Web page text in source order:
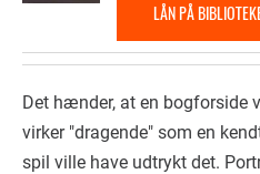
LÅN PÅ
Det hænder, at en bogforside
virker "dragende" som en
spil ville have udtrykt det.